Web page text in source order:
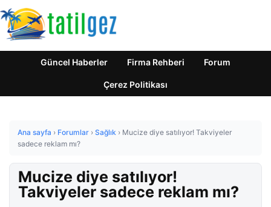
Güncel Haberler Firma Rehberi Forum
Çerez Politikası
Ana sayfa › Forumlar › Sağlık › Mucize diye satılıyor! Takviyeler
sadece reklam mı?
Mucize diye satılıyor!
Takviyeler sadece reklam mı?